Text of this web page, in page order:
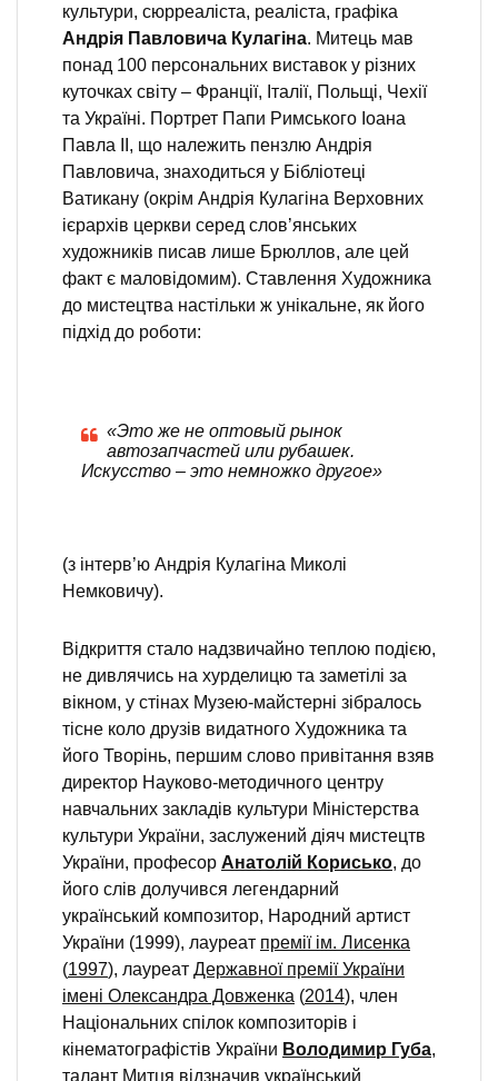
культури, сюрреаліста, реаліста, графіка
Андрія Павловича Кулагіна. Митець мав
понад 100 персональних виставок у різних
куточках світу – Франції, Італії, Польщі, Чехії
та Україні. Портрет Папи Римського Іоана
Павла ІІ, що належить пензлю Андрія
Павловича, знаходиться у Бібліотеці
Ватикану (окрім Андрія Кулагіна Верховних
ієрархів церкви серед слов’янських
художників писав лише Брюллов, але цей
факт є маловідомим). Ставлення Художника
до мистецтва настільки ж унікальне, як його
підхід до роботи:
«Это же не оптовый рынок
автозапчастей или рубашек.
Искусство – это немножко другое»
(з інтерв’ю Андрія Кулагіна Миколі
Немковичу).
Відкриття стало надзвичайно теплою подією,
не дивлячись на хурделицю та заметілі за
вікном, у стінах Музею-майстерні зібралось
тісне коло друзів видатного Художника та
його Творінь, першим слово привітання взяв
директор Науково-методичного центру
навчальних закладів культури Міністерства
культури України, заслужений діяч мистецтв
України, професор Анатолій Корисько, до
його слів долучився легендарний
український композитор, Народний артист
України (1999), лауреат премії ім. Лисенка
(1997), лауреат Державної премії України
імені Олександра Довженка (2014), член
Національних спілок композиторів і
кінематографістів України Володимир Губа,
талант Митця відзначив український